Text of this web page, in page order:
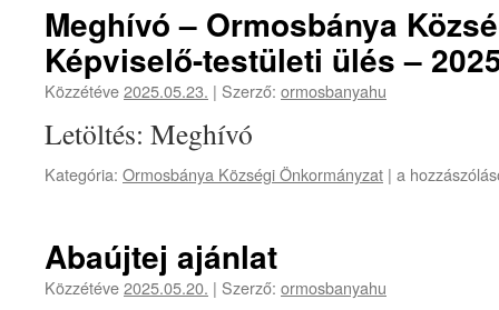
bejegyzéshez
Meghívó – Ormosbánya
Képviselő-testületi ülés –
Közzétéve2025.05.23. | Szerző: ormosbanyahu
Letöltés: Meghívó
Kategória: Ormosbánya Községi Önkormányzat | Meghívó
a
Abaújtej ajánlat
Közzétéve2025.05.20. | Szerző: ormosbanyahu